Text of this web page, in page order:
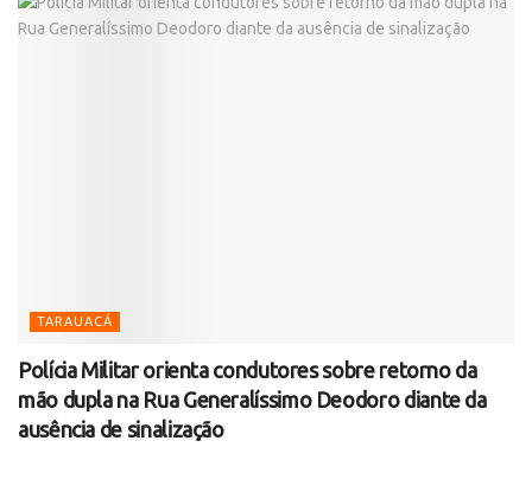
TARAUACÁ
Polícia Militar orienta condutores sobre retorno da
mão dupla na Rua Generalíssimo Deodoro diante da
ausência de sinalização